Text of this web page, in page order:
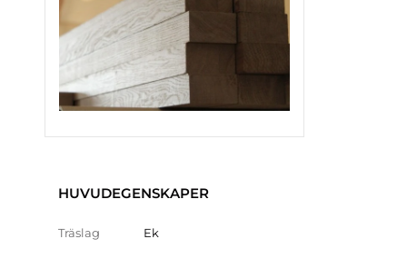
HUVUDEGENSKAPER
Träslag Ek